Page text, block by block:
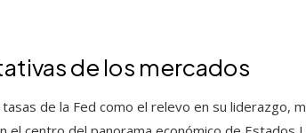
de los mercados
de la Fed como el relevo en su liderazgo,